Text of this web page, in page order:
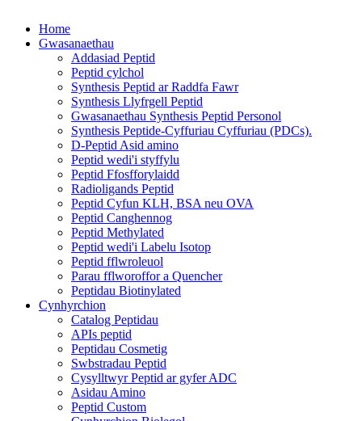
Home
Gwasanaethau
Addasiad Peptid
Peptid cylchol
Synthesis Peptid ar Raddfa Fawr
Synthesis Llyfrgell Peptid
Gwasanaethau Synthesis Peptid Personol
Synthesis Peptide-Cyffuriau Cyffuriau (PDCs).
D-Peptid Asid amino
Peptid wedi'i styffylu
Peptid Ffosfforylaidd
Radioligands Peptid
Peptid Cyfun KLH, BSA neu OVA
Peptid Canghennog
Peptid Methylated
Peptid wedi'i Labelu Isotop
Peptid fflwroleuol
Parau fflworoffor a Quencher
Peptidau Biotinylated
Cynhyrchion
Catalog Peptidau
APIs peptid
Peptidau Cosmetig
Swbstradau Peptid
Cysylltwyr Peptid ar gyfer ADC
Asidau Amino
Peptid Custom